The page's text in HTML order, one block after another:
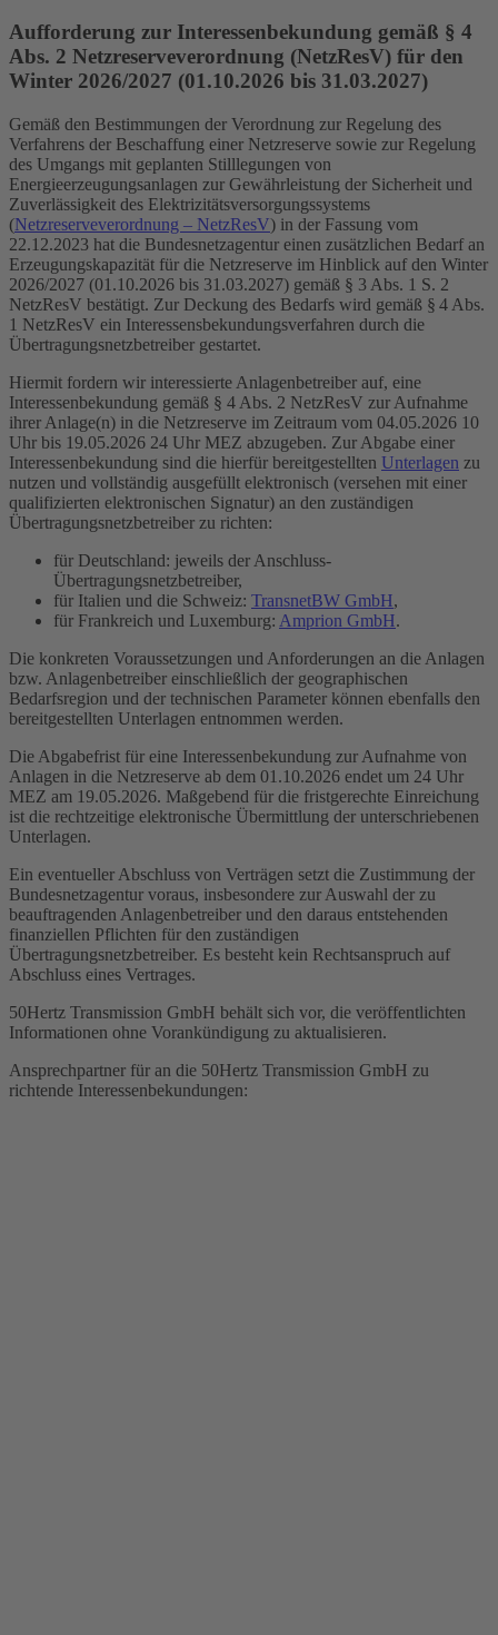
Aufforderung zur Interessenbekundung gemäß § 4
Abs. 2 Netzreserveverordnung (NetzResV) für den
Winter 2026/2027 (01.10.2026 bis 31.03.2027)
Gemäß den Bestimmungen der Verordnung zur Regelung des
Verfahrens der Beschaffung einer Netzreserve sowie zur Regelung
des Umgangs mit geplanten Stilllegungen von
Energieerzeugungsanlagen zur Gewährleistung der Sicherheit und
Zuverlässigkeit des Elektrizitätsversorgungssystems
(Netzreserveverordnung – NetzResV) in der Fassung vom
22.12.2023 hat die Bundesnetzagentur einen zusätzlichen Bedarf an
Erzeugungskapazität für die Netzreserve im Hinblick auf den Winter
2026/2027 (01.10.2026 bis 31.03.2027) gemäß § 3 Abs. 1 S. 2
NetzResV bestätigt. Zur Deckung des Bedarfs wird gemäß § 4 Abs.
1 NetzResV ein Interessensbekundungsverfahren durch die
Übertragungsnetzbetreiber gestartet.
Hiermit fordern wir interessierte Anlagenbetreiber auf, eine
Interessenbekundung gemäß § 4 Abs. 2 NetzResV zur Aufnahme
ihrer Anlage(n) in die Netzreserve im Zeitraum vom 04.05.2026 10
Uhr bis 19.05.2026 24 Uhr MEZ abzugeben. Zur Abgabe einer
Interessenbekundung sind die hierfür bereitgestellten Unterlagen zu
nutzen und vollständig ausgefüllt elektronisch (versehen mit einer
qualifizierten elektronischen Signatur) an den zuständigen
Übertragungsnetzbetreiber zu richten:
für Deutschland: jeweils der Anschluss-
Übertragungsnetzbetreiber,
für Italien und die Schweiz: TransnetBW GmbH,
für Frankreich und Luxemburg: Amprion GmbH.
Die konkreten Voraussetzungen und Anforderungen an die Anlagen
bzw. Anlagenbetreiber einschließlich der geographischen
Bedarfsregion und der technischen Parameter können ebenfalls den
bereitgestellten Unterlagen entnommen werden.
Die Abgabefrist für eine Interessenbekundung zur Aufnahme von
Anlagen in die Netzreserve ab dem 01.10.2026 endet um 24 Uhr
MEZ am 19.05.2026. Maßgebend für die fristgerechte Einreichung
ist die rechtzeitige elektronische Übermittlung der unterschriebenen
Unterlagen.
Ein eventueller Abschluss von Verträgen setzt die Zustimmung der
Bundesnetzagentur voraus, insbesondere zur Auswahl der zu
beauftragenden Anlagenbetreiber und den daraus entstehenden
finanziellen Pflichten für den zuständigen
Übertragungsnetzbetreiber. Es besteht kein Rechtsanspruch auf
Abschluss eines Vertrages.
50Hertz Transmission GmbH behält sich vor, die veröffentlichten
Informationen ohne Vorankündigung zu aktualisieren.
Ansprechpartner für an die 50Hertz Transmission GmbH zu
richtende Interessenbekundungen: